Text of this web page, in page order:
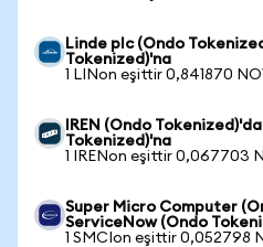
Linde plc (Ondo
Tokenized)'na
1 LINon eşittir 0,841870
IREN (Ondo
Tokenized)'na
1 IRENon eşittir 0,067703
Super Micro Computer
ServiceNow (Ondo
1 SMCIon eşittir 0,052798